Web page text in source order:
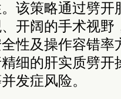
该策略通过劈开
开阔的手术视野
性及操作容错率
细的肝实质劈开
发症风险。